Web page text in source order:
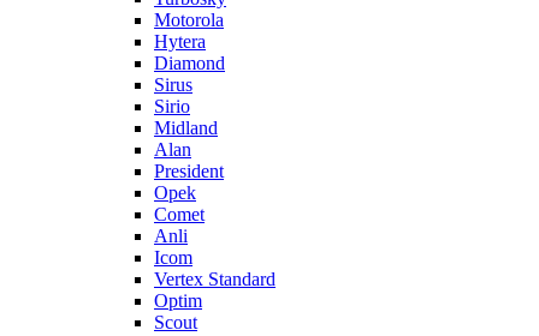
Motorola
Hytera
Diamond
Sirus
Sirio
Midland
Alan
President
Opek
Comet
Anli
Icom
Vertex Standard
Optim
Scout